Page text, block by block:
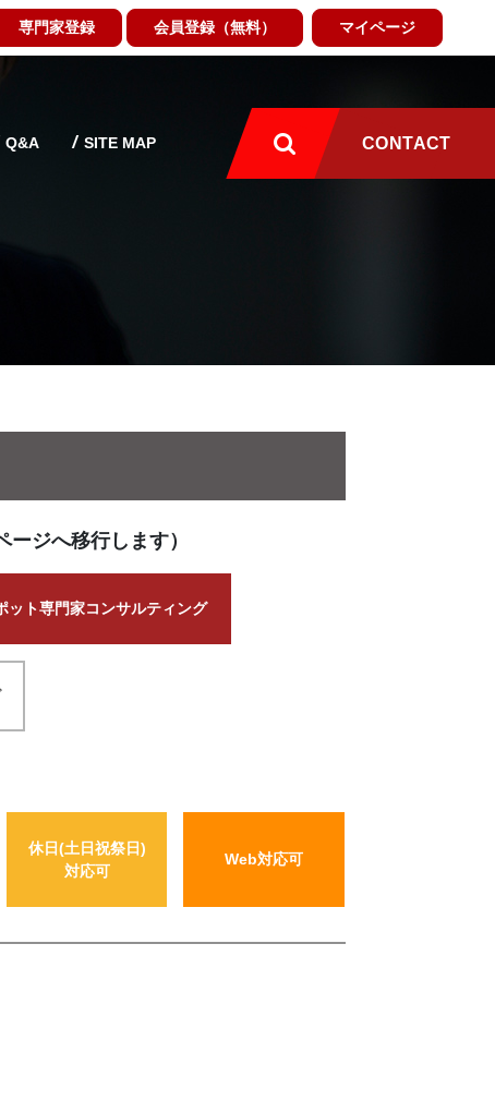
専門家登録 会員登録（無料） マイページ
Q&A SITE MAP CONTACT
ジへ移行します）
ット専門家コンサルティング
休日(土日祝祭日)
対応可
Web対応可